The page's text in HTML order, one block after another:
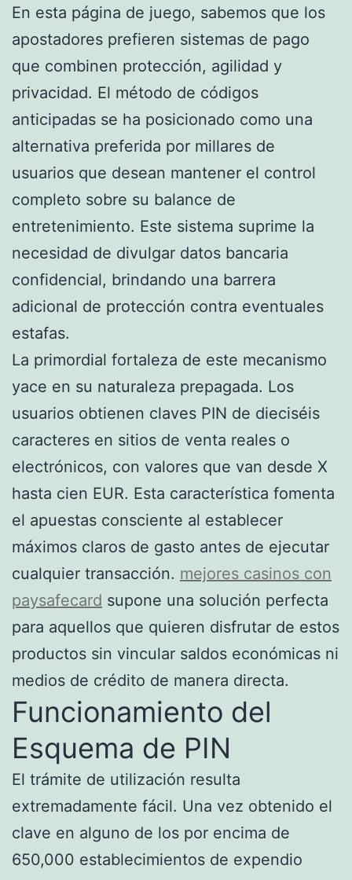
En esta página de juego, sabemos que los
apostadores prefieren sistemas de pago
que combinen protección, agilidad y
privacidad. El método de códigos
anticipadas se ha posicionado como una
alternativa preferida por millares de
usuarios que desean mantener el control
completo sobre su balance de
entretenimiento. Este sistema suprime la
necesidad de divulgar datos bancaria
confidencial, brindando una barrera
adicional de protección contra eventuales
estafas.
La primordial fortaleza de este mecanismo
yace en su naturaleza prepagada. Los
usuarios obtienen claves PIN de dieciséis
caracteres en sitios de venta reales o
electrónicos, con valores que van desde X
hasta cien EUR. Esta característica fomenta
el apuestas consciente al establecer
máximos claros de gasto antes de ejecutar
cualquier transacción. mejores casinos con
paysafecard supone una solución perfecta
para aquellos que quieren disfrutar de estos
productos sin vincular saldos económicas ni
medios de crédito de manera directa.
Funcionamiento del
Esquema de PIN
El trámite de utilización resulta
extremadamente fácil. Una vez obtenido el
clave en alguno de los por encima de
650,000 establecimientos de expendio